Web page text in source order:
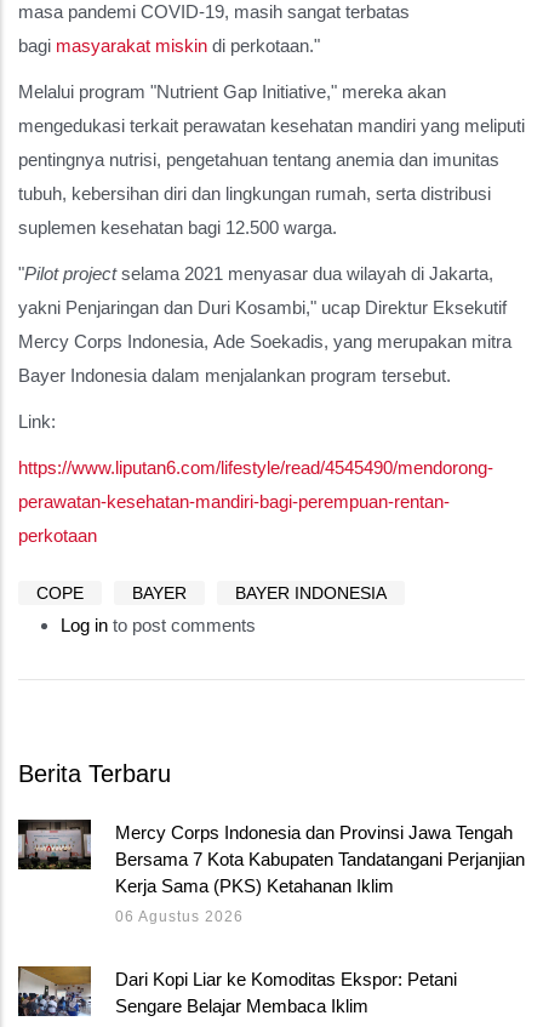
masa pandemi COVID-19, masih sangat terbatas
bagi masyarakat miskin di perkotaan."
Melalui program "Nutrient Gap Initiative," mereka akan
mengedukasi terkait perawatan kesehatan mandiri yang meliputi
pentingnya nutrisi, pengetahuan tentang anemia dan imunitas
tubuh, kebersihan diri dan lingkungan rumah, serta distribusi
suplemen kesehatan bagi 12.500 warga.
"Pilot projectselama 2021 menyasar dua wilayah di Jakarta,
yakni Penjaringan dan Duri Kosambi," ucap Direktur Eksekutif
Mercy Corps Indonesia, Ade Soekadis, yang merupakan mitra
Bayer Indonesia dalam menjalankan program tersebut.
Link:
https://www.liputan6.com/lifestyle/read/4545490/mendorong-
perawatan-kesehatan-mandiri-bagi-perempuan-rentan-
perkotaan
COPE BAYER BAYER INDONESIA
Log in to post comments
Berita Terbaru
Mercy Corps Indonesia dan Provinsi Jawa Tengah
Bersama 7 Kota Kabupaten Tandatangani Perjanjian
Kerja Sama (PKS) Ketahanan Iklim
06 Agustus 2026
Dari Kopi Liar ke Komoditas Ekspor: Petani
Sengare Belajar Membaca Iklim